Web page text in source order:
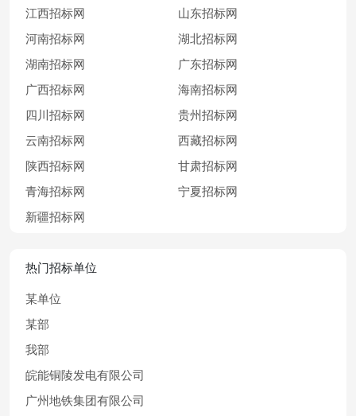
江西招标网
山东招标网
河南招标网
湖北招标网
湖南招标网
广东招标网
广西招标网
海南招标网
四川招标网
贵州招标网
云南招标网
西藏招标网
陕西招标网
甘肃招标网
青海招标网
宁夏招标网
新疆招标网
热门招标单位
某单位
某部
我部
皖能铜陵发电有限公司
广州地铁集团有限公司